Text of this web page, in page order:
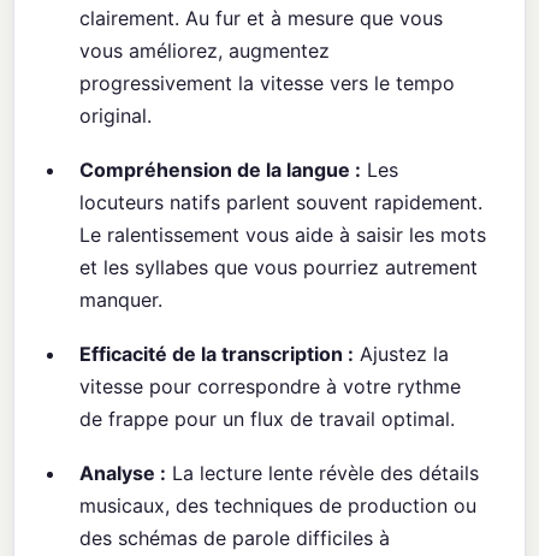
clairement. Au fur et à mesure que vous
vous améliorez, augmentez
progressivement la vitesse vers le tempo
original.
Compréhension de la langue : Les
locuteurs natifs parlent souvent rapidement.
Le ralentissement vous aide à saisir les mots
et les syllabes que vous pourriez autrement
manquer.
Efficacité de la transcription : Ajustez la
vitesse pour correspondre à votre rythme
de frappe pour un flux de travail optimal.
Analyse : La lecture lente révèle des détails
musicaux, des techniques de production ou
des schémas de parole difficiles à